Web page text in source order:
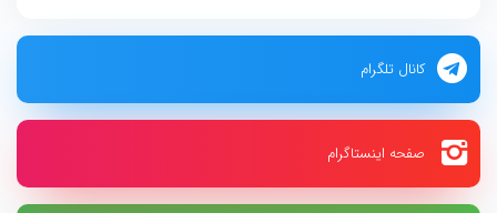
کانال تلگرام
صفحه اینستاگرام